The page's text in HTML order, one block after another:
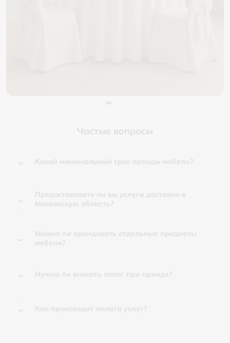
Частые вопросы
Какой минимальный срок аренды мебели?
Предоставляете ли вы услуги доставки в
Московскую область?
Можно ли арендовать отдельные предметы
мебели?
Нужно ли вносить залог при аренде?
Как происходит оплата услуг?